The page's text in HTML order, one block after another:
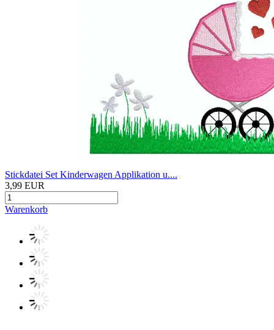
Stickdatei Set Kinderwagen Applikation u....
3,99 EUR
Warenkorb